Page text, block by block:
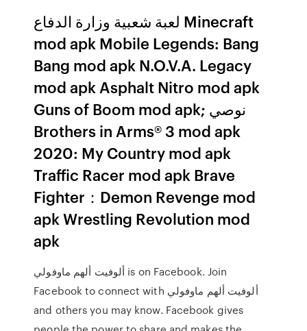
لعبة شعبية وزارة الدفاع Minecraft
mod apk Mobile Legends: Bang
Bang mod apk N.O.V.A. Legacy
mod apk Asphalt Nitro mod apk
Guns of Boom mod apk; نوصي
Brothers in Arms® 3 mod apk
2020: My Country mod apk
Traffic Racer mod apk Brave
Fighter：Demon Revenge mod
apk Wrestling Revolution mod
apk
Facebook to connect with ‎ألوفيت ألهم ماوفولي‎
and others you may know. Facebook gives